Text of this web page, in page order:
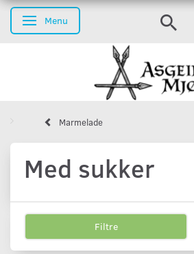
Skifte navigation
Menu
Marmelade
Med sukker
Filtre